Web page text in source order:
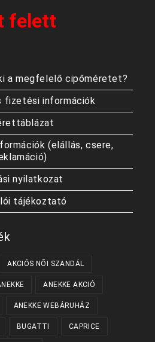
felett
a megfelelő cipőméretet?
fizetési információk
(elállás, csere,
nyilatkozat
tájékoztató
AKCIÓS NŐI SZANDÁL
ANEKKE AKCIÓ
ANEKKE WEBÁRUHÁZ
BUGATTI CAPRICE